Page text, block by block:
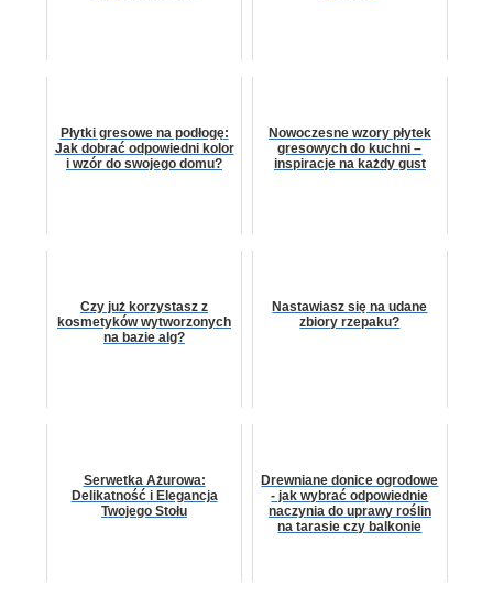
Płytki gresowe na podłogę:
Jak dobrać odpowiedni kolor
i wzór do swojego domu?
Nowoczesne wzory płytek
gresowych do kuchni –
inspiracje na każdy gust
Czy już korzystasz z
kosmetyków wytworzonych
na bazie alg?
Nastawiasz się na udane
zbiory rzepaku?
Serwetka Ażurowa:
Delikatność i Elegancja
Twojego Stołu
Drewniane donice ogrodowe
- jak wybrać odpowiednie
naczynia do uprawy roślin
na tarasie czy balkonie